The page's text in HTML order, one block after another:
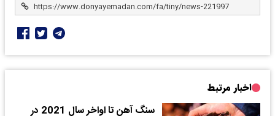
اخبار مرتبط
سنگ آهن تا اواخر سال 2021 در